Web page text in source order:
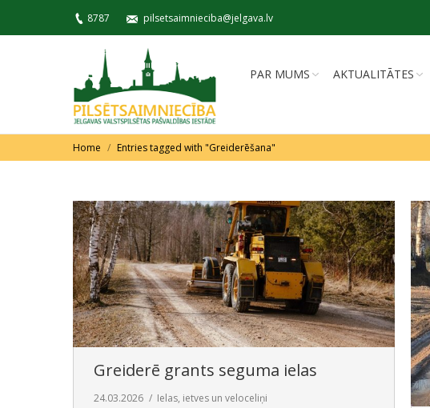
8787 pilsetsaimnieciba@jelgava.lv
PAR MUMS AKTUALITĀTES
You are here:
Home Entries tagged with "Greiderēšana"
Greiderē grants seguma ielas
24.03.2026
Ielas, ietves un veloceliņi